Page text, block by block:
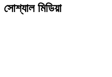
সোশ্যাল মিডিয়া